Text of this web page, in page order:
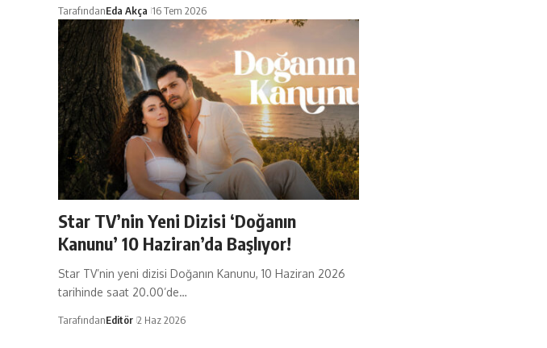
TarafındanEda Akça 16 Tem 2026
​Star TV’nin Yeni Dizisi ‘Doğanın
Kanunu’ 10 Haziran’da Başlıyor!
Star TV’nin yeni dizisi Doğanın Kanunu, 10 Haziran 2026
tarihinde saat 20.00’de…
TarafındanEditör 2 Haz 2026